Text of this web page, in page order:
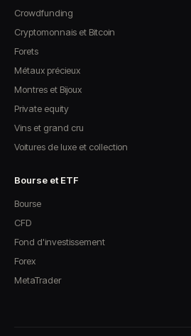
Crowdfunding
Cryptomonnais et Bitcoin
Forets
Métaux précieux
Montres et Bijoux
Private equity
Vins et grand cru
Voitures de luxe et collection
Bourse et ETF
Bourse
CFD
Fond d'investissement
Forex
MetaTrader